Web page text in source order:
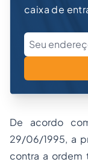
caixa de
De acordo
29/06/1995, a
contra a ordem